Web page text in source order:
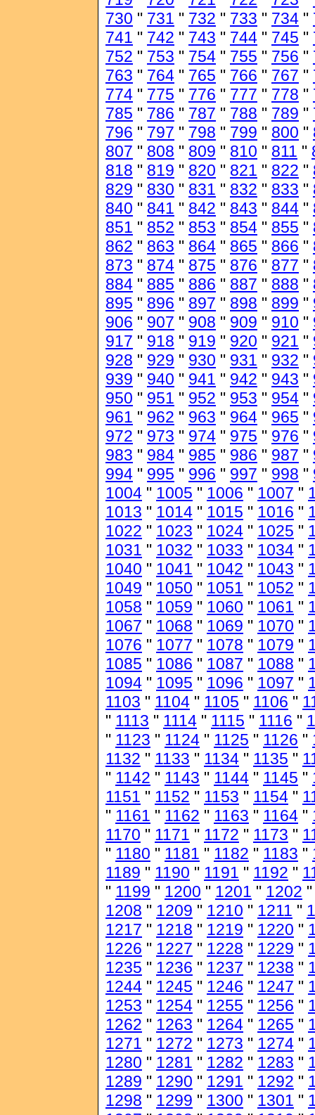
730 " 731 " 732 " 733 " 734 "
741 " 742 " 743 " 744 " 745 "
752 " 753 " 754 " 755 " 756 "
763 " 764 " 765 " 766 " 767 "
774 " 775 " 776 " 777 " 778 "
785 " 786 " 787 " 788 " 789 "
796 " 797 " 798 " 799 " 800 "
807 " 808 " 809 " 810 " 811 "
818 " 819 " 820 " 821 " 822 "
829 " 830 " 831 " 832 " 833 "
840 " 841 " 842 " 843 " 844 "
851 " 852 " 853 " 854 " 855 "
862 " 863 " 864 " 865 " 866 "
873 " 874 " 875 " 876 " 877 "
884 " 885 " 886 " 887 " 888 "
895 " 896 " 897 " 898 " 899 "
906 " 907 " 908 " 909 " 910 "
917 " 918 " 919 " 920 " 921 "
928 " 929 " 930 " 931 " 932 "
939 " 940 " 941 " 942 " 943 "
950 " 951 " 952 " 953 " 954 "
961 " 962 " 963 " 964 " 965 "
972 " 973 " 974 " 975 " 976 "
983 " 984 " 985 " 986 " 987 "
994 " 995 " 996 " 997 " 998 "
1004 " 1005 " 1006 " 1007 "
1013 " 1014 " 1015 " 1016 "
1022 " 1023 " 1024 " 1025 "
1031 " 1032 " 1033 " 1034 "
1040 " 1041 " 1042 " 1043 "
1049 " 1050 " 1051 " 1052 "
1058 " 1059 " 1060 " 1061 "
1067 " 1068 " 1069 " 1070 "
1076 " 1077 " 1078 " 1079 "
1085 " 1086 " 1087 " 1088 "
1094 " 1095 " 1096 " 1097 "
1103 " 1104 " 1105 " 1106 "
" 1113 " 1114 " 1115 " 1116 "
" 1123 " 1124 " 1125 " 1126 "
1132 " 1133 " 1134 " 1135 "
" 1142 " 1143 " 1144 " 1145 "
1151 " 1152 " 1153 " 1154 "
" 1161 " 1162 " 1163 " 1164 "
1170 " 1171 " 1172 " 1173 "
" 1180 " 1181 " 1182 " 1183 "
1189 " 1190 " 1191 " 1192 "
" 1199 " 1200 " 1201 " 1202
1208 " 1209 " 1210 " 1211 "
1217 " 1218 " 1219 " 1220 "
1226 " 1227 " 1228 " 1229 "
1235 " 1236 " 1237 " 1238 "
1244 " 1245 " 1246 " 1247 "
1253 " 1254 " 1255 " 1256 "
1262 " 1263 " 1264 " 1265 "
1271 " 1272 " 1273 " 1274 "
1280 " 1281 " 1282 " 1283 "
1289 " 1290 " 1291 " 1292 "
1298 " 1299 " 1300 " 1301 "